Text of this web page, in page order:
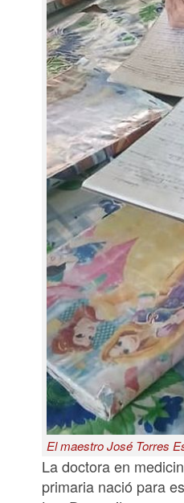
El maestro José Torres
La doctora en
primaria nació para